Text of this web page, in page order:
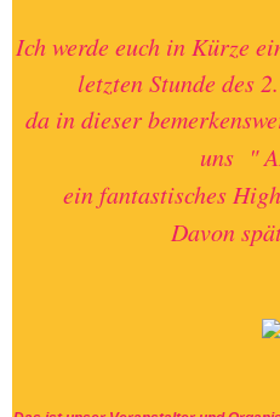
Ich werde euch in Kürze
letzten Stunde des
da in dieser
uns "
ein fantastisches
Davon